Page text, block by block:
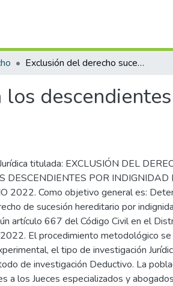
Exclusión del derecho sucesorio a los descendientes por indignidad en el Distrito Judicial de Puno 2022
titulada: EXCLUSIÓN DEL
DESCENDIENTES POR INDIGNIDAD
2022. Como objetivo general es:
de sucesión hereditario por
artículo 667 del Código Civil en el
El procedimiento metodológico se
el tipo de investigación
de investigación Deductivo. La
a los Jueces especializados y